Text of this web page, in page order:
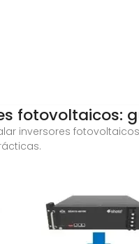
fotovoltaicos:
inversores